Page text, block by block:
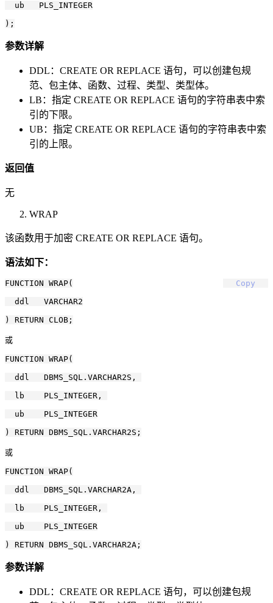
  ub   PLS_INTEGER
参数详解
DDL：CREATE OR REPLACE 语句，可以创建包规
范、包主体、函数、过程、类型、类型体。
LB：指定 CREATE OR REPLACE 语句的字符串表中索
引的下限。
UB：指定 CREATE OR REPLACE 语句的字符串表中索
引的上限。
返回值
无
WRAP
该函数用于加密 CREATE OR REPLACE 语句。
语法如下：
Copy
FUNCTION WRAP(
  ddl   VARCHAR2
) RETURN CLOB;
或
FUNCTION WRAP(
  ddl   DBMS_SQL.VARCHAR2S,
  lb    PLS_INTEGER,
  ub    PLS_INTEGER
) RETURN DBMS_SQL.VARCHAR2S;
或
FUNCTION WRAP(
  ddl   DBMS_SQL.VARCHAR2A,
  lb    PLS_INTEGER,
  ub    PLS_INTEGER
参数详解
DDL：CREATE OR REPLACE 语句，可以创建包规